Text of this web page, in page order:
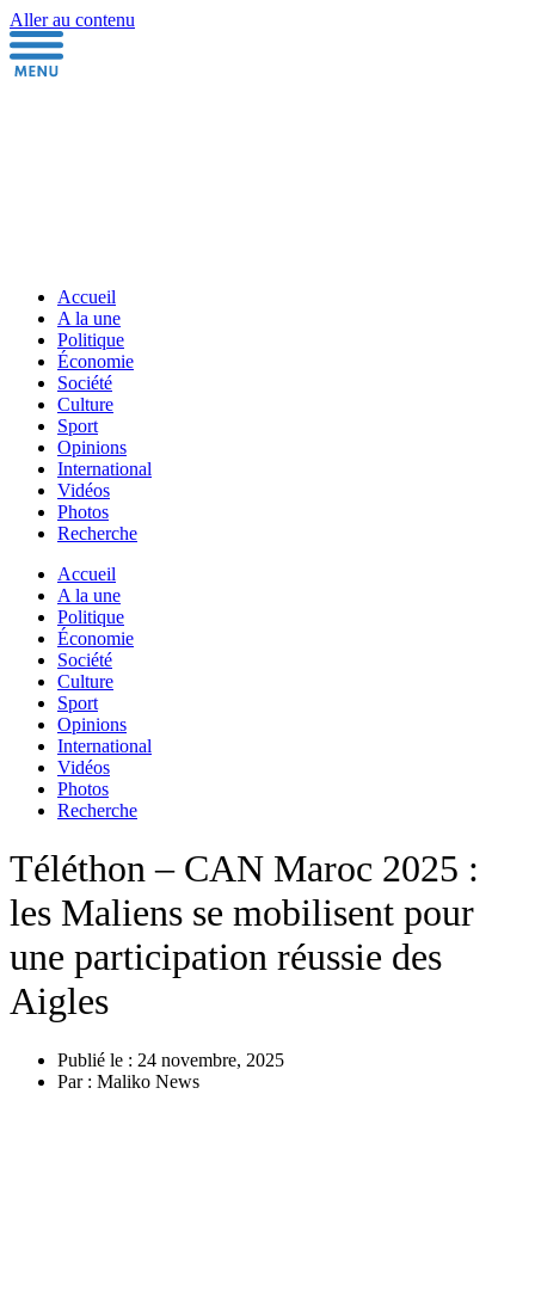
Aller au contenu
Accueil
A la une
Politique
Économie
Société
Culture
Sport
Opinions
International
Vidéos
Photos
Recherche
Accueil
A la une
Politique
Économie
Société
Culture
Sport
Opinions
International
Vidéos
Photos
Recherche
Téléthon – CAN Maroc 2025 :
les Maliens se mobilisent pour
une participation réussie des
Aigles
Publié le : 24 novembre, 2025
Par : Maliko News